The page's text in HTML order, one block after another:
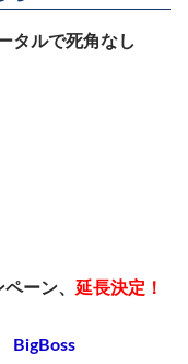
タルで死角なし
ーン、 延長決定！
BigBoss